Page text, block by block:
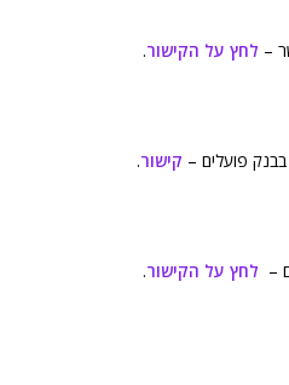
– לחץ על הקישור.
פועלים – קישור.
– לחץ על הקישור.